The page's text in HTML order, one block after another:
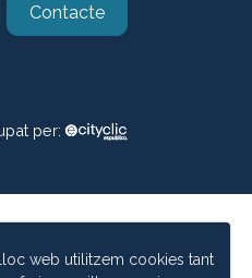
Contacte
per:
web utilitzem cookies tant